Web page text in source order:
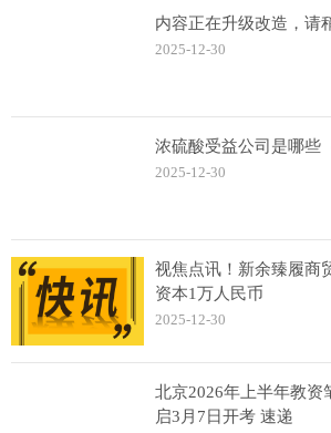
内容正在升级改造，请
2025-12-30
浓硫酸受益公司是哪些
2025-12-30
视焦点讯！新余臻履商
资本1万人民币
2025-12-30
北京2026年上半年教资
启3月7日开考 速递